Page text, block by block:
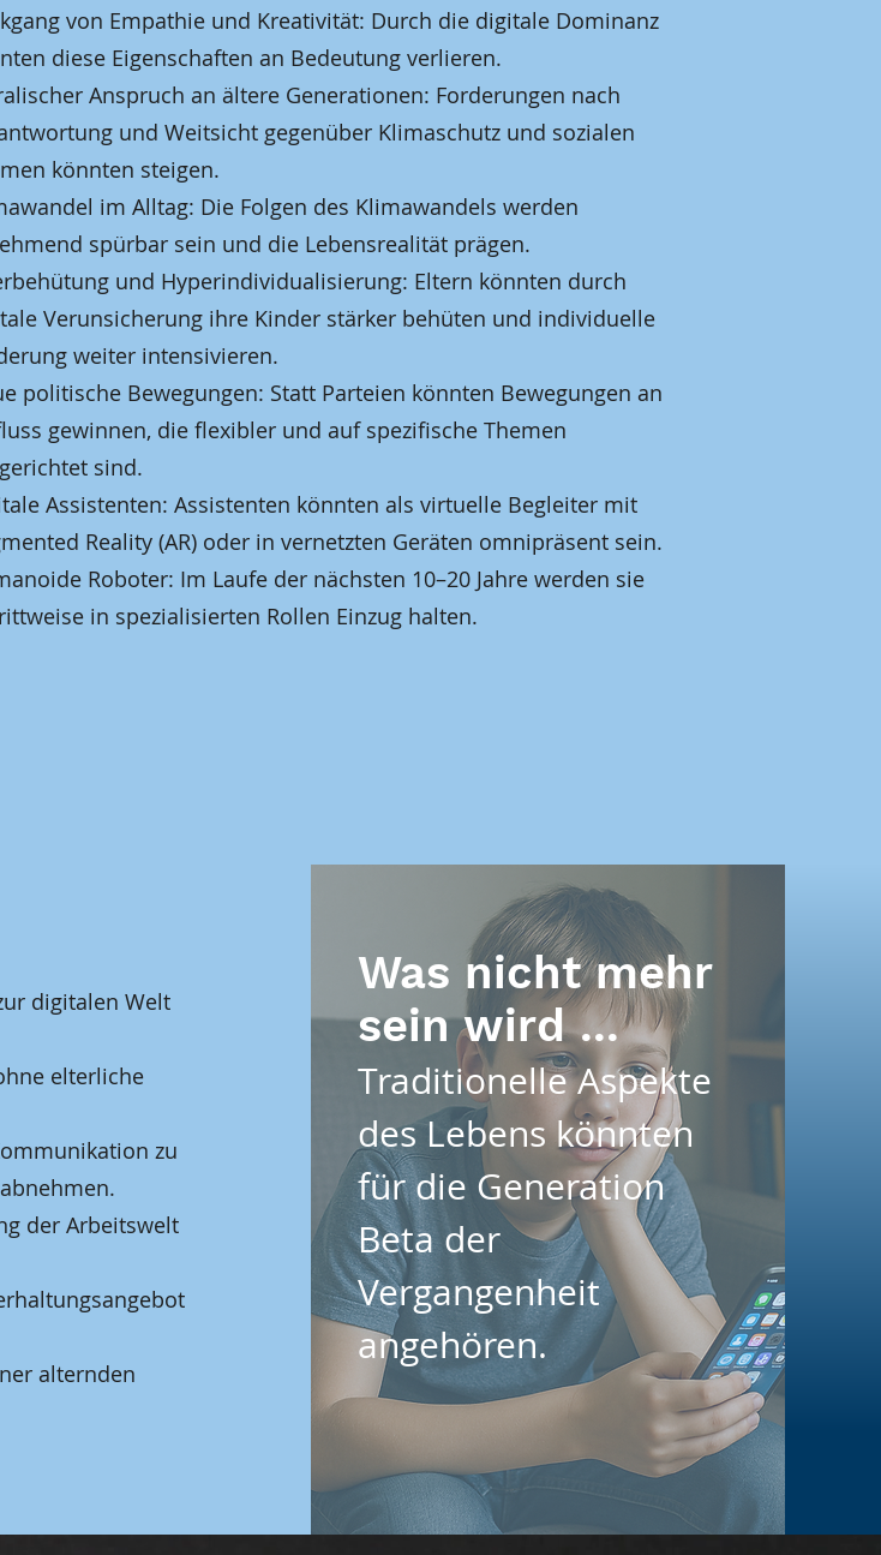
von Empathie und Kreativität: Durch die digitale Dominanz
diese Eigenschaften an Bedeutung verlieren.
Anspruch an ältere Generationen: Forderungen nach
und Weitsicht gegenüber Klimaschutz und sozialen
könnten steigen.
im Alltag: Die Folgen des Klimawandels werden
spürbar sein und die Lebensrealität prägen.
und Hyperindividualisierung: Eltern könnten durch
Verunsicherung ihre Kinder stärker behüten und individuelle
weiter intensivieren.
politische Bewegungen: Statt Parteien könnten Bewegungen an
gewinnen, die flexibler und auf spezifische Themen
sind.
Assistenten: Assistenten könnten als virtuelle Begleiter mit
Reality (AR) oder in vernetzten Geräten omnipräsent sein.
Roboter: Im Laufe der nächsten 10–20 Jahre werden sie
in spezialisierten Rollen Einzug halten.
digitalen Welt
elterliche
zu
der Arbeitswelt
alternden
Was nicht mehr
sein wird ...
Traditionelle Aspekte
des Lebens könnten
für die Generation
Beta der
Vergangenheit
angehören.